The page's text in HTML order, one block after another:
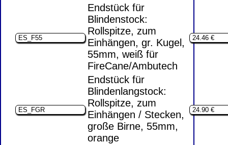
Endstück für
Blindenstock:
Rollspitze, zum
Einhängen, gr. Kugel,
55mm, weiß für
FireCane/Ambutech
Endstück für
Blindenlangstock:
Rollspitze, zum
Einhängen / Stecken,
große Birne, 55mm,
orange